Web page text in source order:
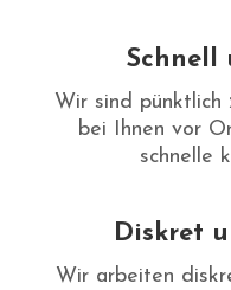
Schnell
Wir sind pünktlich
bei Ihnen vor
schnelle
Diskret
Wir arbeiten